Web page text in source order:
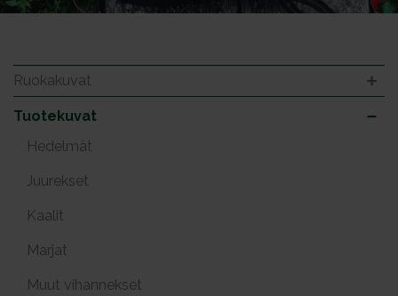
Ruokakuvat
Tuotekuvat
Hedelmät
Juurekset
Kaalit
Marjat
Muut vihannekset